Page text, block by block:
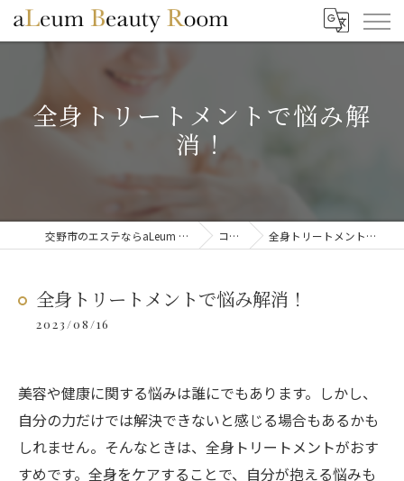
全身トリートメントで悩み解
消！
交野市のエステならaLeum Beauty Room コラム 全身トリートメントで悩み解消！
全身トリートメントで悩み解消！
2023/08/16
美容や健康に関する悩みは誰にでもあります。しかし、
自分の力だけでは解決できないと感じる場合もあるかも
しれません。そんなときは、全身トリートメントがおす
すめです。全身をケアすることで、自分が抱える悩みも